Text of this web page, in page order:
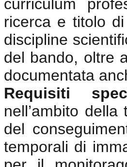
curriculum
ricerca e titolo
discipline
del bando, oltre
documentata
Requisiti
nell’ambito
del
temporali di